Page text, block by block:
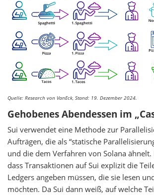
Quelle: Research von VanEck, Stand: 19. Dezember 2024.
Gehobenes Abendessen im
Sui verwendet eine Methode zur
Aufträgen, die als “statische
und die dem Verfahren von Solana ähnelt.
dass Transaktionen auf Sui explizit die
Ledgers angeben müssen, die sie lesen
möchten. Da Sui dann weiß, auf welche